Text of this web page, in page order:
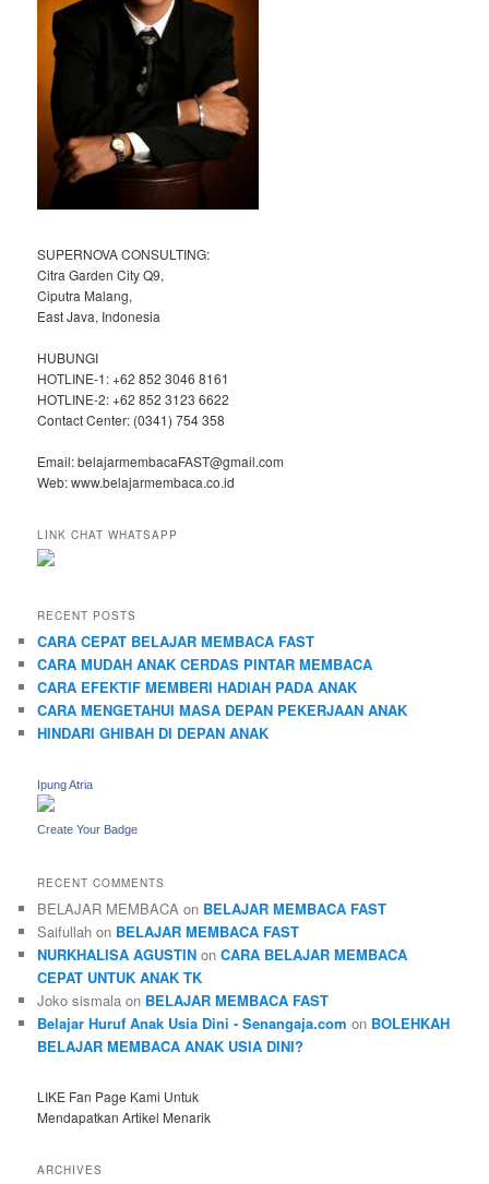
SUPERNOVA CONSULTING:
Citra Garden City Q9,
Ciputra Malang,
East Java, Indonesia
HUBUNGI
HOTLINE-1: +62 852 3046 8161
HOTLINE-2: +62 852 3123 6622
Contact Center: (0341) 754 358
Email: belajarmembacaFAST@gmail.com
Web: www.belajarmembaca.co.id
LINK CHAT WHATSAPP
RECENT POSTS
CARA CEPAT BELAJAR MEMBACA FAST
CARA MUDAH ANAK CERDAS PINTAR MEMBACA
CARA EFEKTIF MEMBERI HADIAH PADA ANAK
CARA MENGETAHUI MASA DEPAN PEKERJAAN ANAK
HINDARI GHIBAH DI DEPAN ANAK
Ipung Atria
Create Your Badge
RECENT COMMENTS
BELAJAR MEMBACA on BELAJAR MEMBACA FAST
Saifullah on BELAJAR MEMBACA FAST
NURKHALISA AGUSTIN onCARA BELAJAR MEMBACA
CEPAT UNTUK ANAK TK
Joko sismala on BELAJAR MEMBACA FAST
Belajar Huruf Anak Usia Dini - Senangaja.com on BOLEHKAH
BELAJAR MEMBACA ANAK USIA DINI?
LIKE Fan Page Kami Untuk
Mendapatkan Artikel Menarik
ARCHIVES